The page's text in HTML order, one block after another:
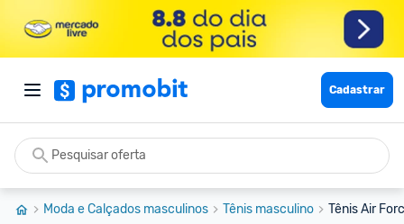
Cadastrar
Moda e Calçados masculinos Tênis masculino Tênis Air